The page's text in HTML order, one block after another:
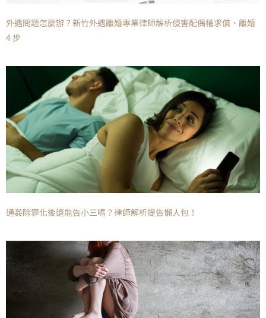
外遇問題怎麼辦？新竹外遇離婚專業律師解析侵害配偶權求償、離婚
4 步
通姦除罪化後還能告小三嗎？律師解析提告懶人包！